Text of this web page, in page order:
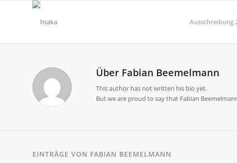
Ausschreibung
Über Fabian Beemelmann
This author has not written his bio yet.
But we are proud to say that Fabian
EINTRÄGE VON FABIAN BEEMELMANN